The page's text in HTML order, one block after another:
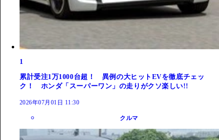
1
累計受注1万1000台超！ 異例の大ヒットEVを徹底チェッ
ク！ ホンダ「スーパーワン」の走りがクソ楽しい!!
2026年07月01日 11:30
クルマ